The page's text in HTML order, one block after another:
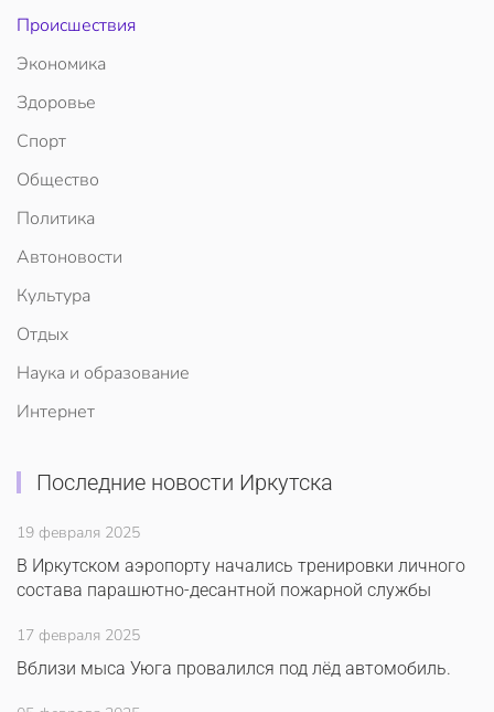
Происшествия
Экономика
Здоровье
Спорт
Общество
Политика
Автоновости
Культура
Отдых
Наука и образование
Интернет
Последние новости Иркутска
19 февраля 2025
В Иркутском аэропорту начались тренировки личного
состава парашютно-десантной пожарной службы
17 февраля 2025
Вблизи мыса Уюга провалился под лёд автомобиль.